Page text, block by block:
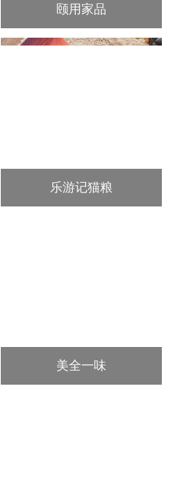
颐用家品
乐游记猫粮
美全一味